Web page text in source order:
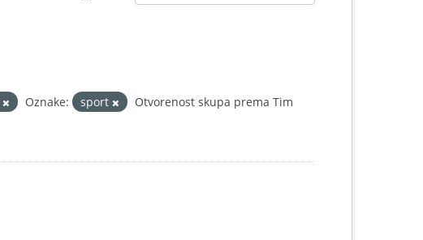
Oznake: sport
Otvorenost skupa prema Tim